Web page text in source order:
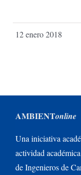
12 enero 2018
AMBIENTonline
Una iniciativa
actividad
de Ingenieros de